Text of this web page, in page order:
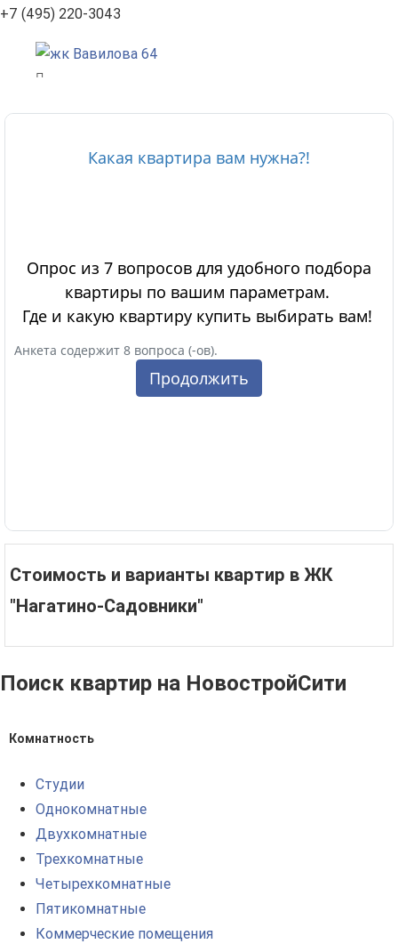
+7 (495) 220-3043
Стоимость и варианты квартир в ЖК
"Нагатино-Садовники"
Поиск квартир на НовостройСити
Комнатность
Студии
Однокомнатные
Двухкомнатные
Трехкомнатные
Четырехкомнатные
Пятикомнатные
Коммерческие помещения